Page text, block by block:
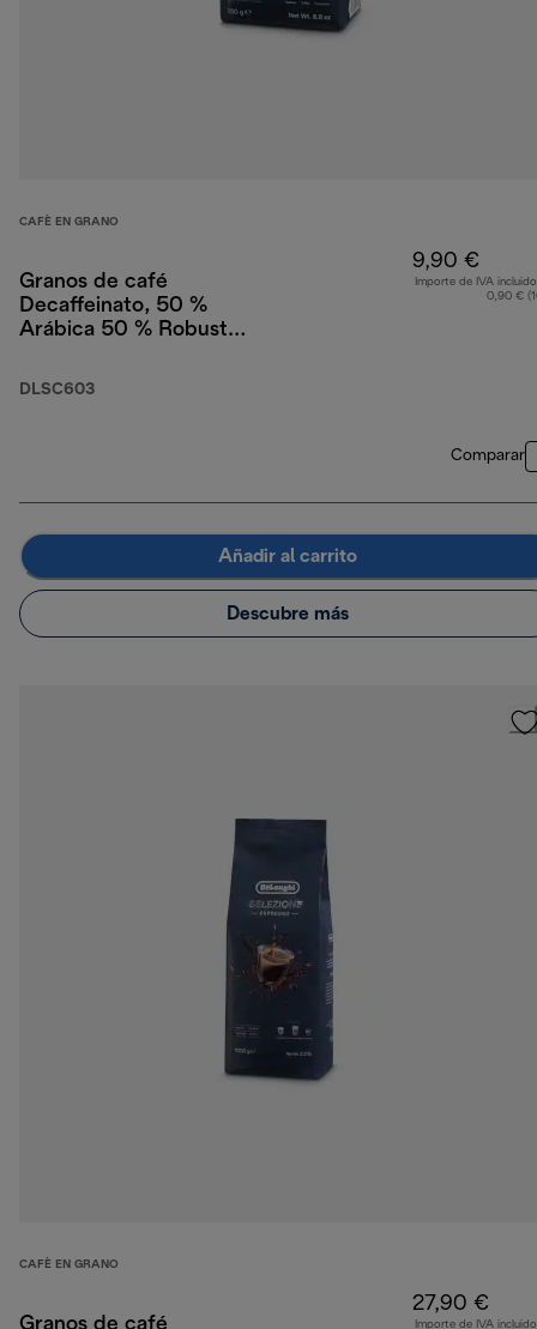
CAFÈ EN GRANO
Granos de café
Decaffeinato, 50 %
Arábica 50 % Robusta,
DLSC603
9,90 €
Importe de IVA
0,90 €
Comparar
Añadir al carrito
Descubre más
CAFÈ EN GRANO
27,90 €
Importe de IVA